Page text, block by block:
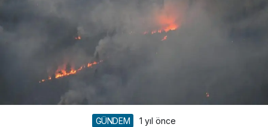
GÜNDEM 1 yıl önce